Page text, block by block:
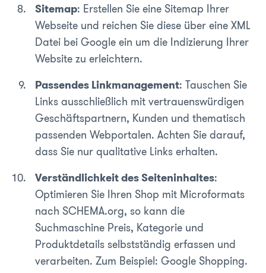
Sitemap: Erstellen Sie eine Sitemap Ihrer
Webseite und reichen Sie diese über eine XML
Datei bei Google ein um die Indizierung Ihrer
Website zu erleichtern.
Passendes Linkmanagement: Tauschen Sie
Links ausschließlich mit vertrauenswürdigen
Geschäftspartnern, Kunden und thematisch
passenden Webportalen. Achten Sie darauf,
dass Sie nur qualitative Links erhalten.
Verständlichkeit des Seiteninhaltes:
Optimieren Sie Ihren Shop mit Microformats
nach SCHEMA.org, so kann die
Suchmaschine Preis, Kategorie und
Produktdetails selbstständig erfassen und
verarbeiten. Zum Beispiel: Google Shopping.